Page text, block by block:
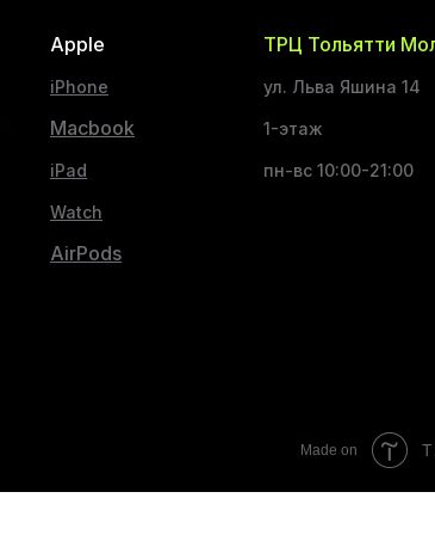
Apple
iPhone
Macbook
iPad
Watch
AirPods
ТРЦ Тольятти
ул. Льва Яшина 14
1-этаж
пн-вс 10:00-21:00
Made on